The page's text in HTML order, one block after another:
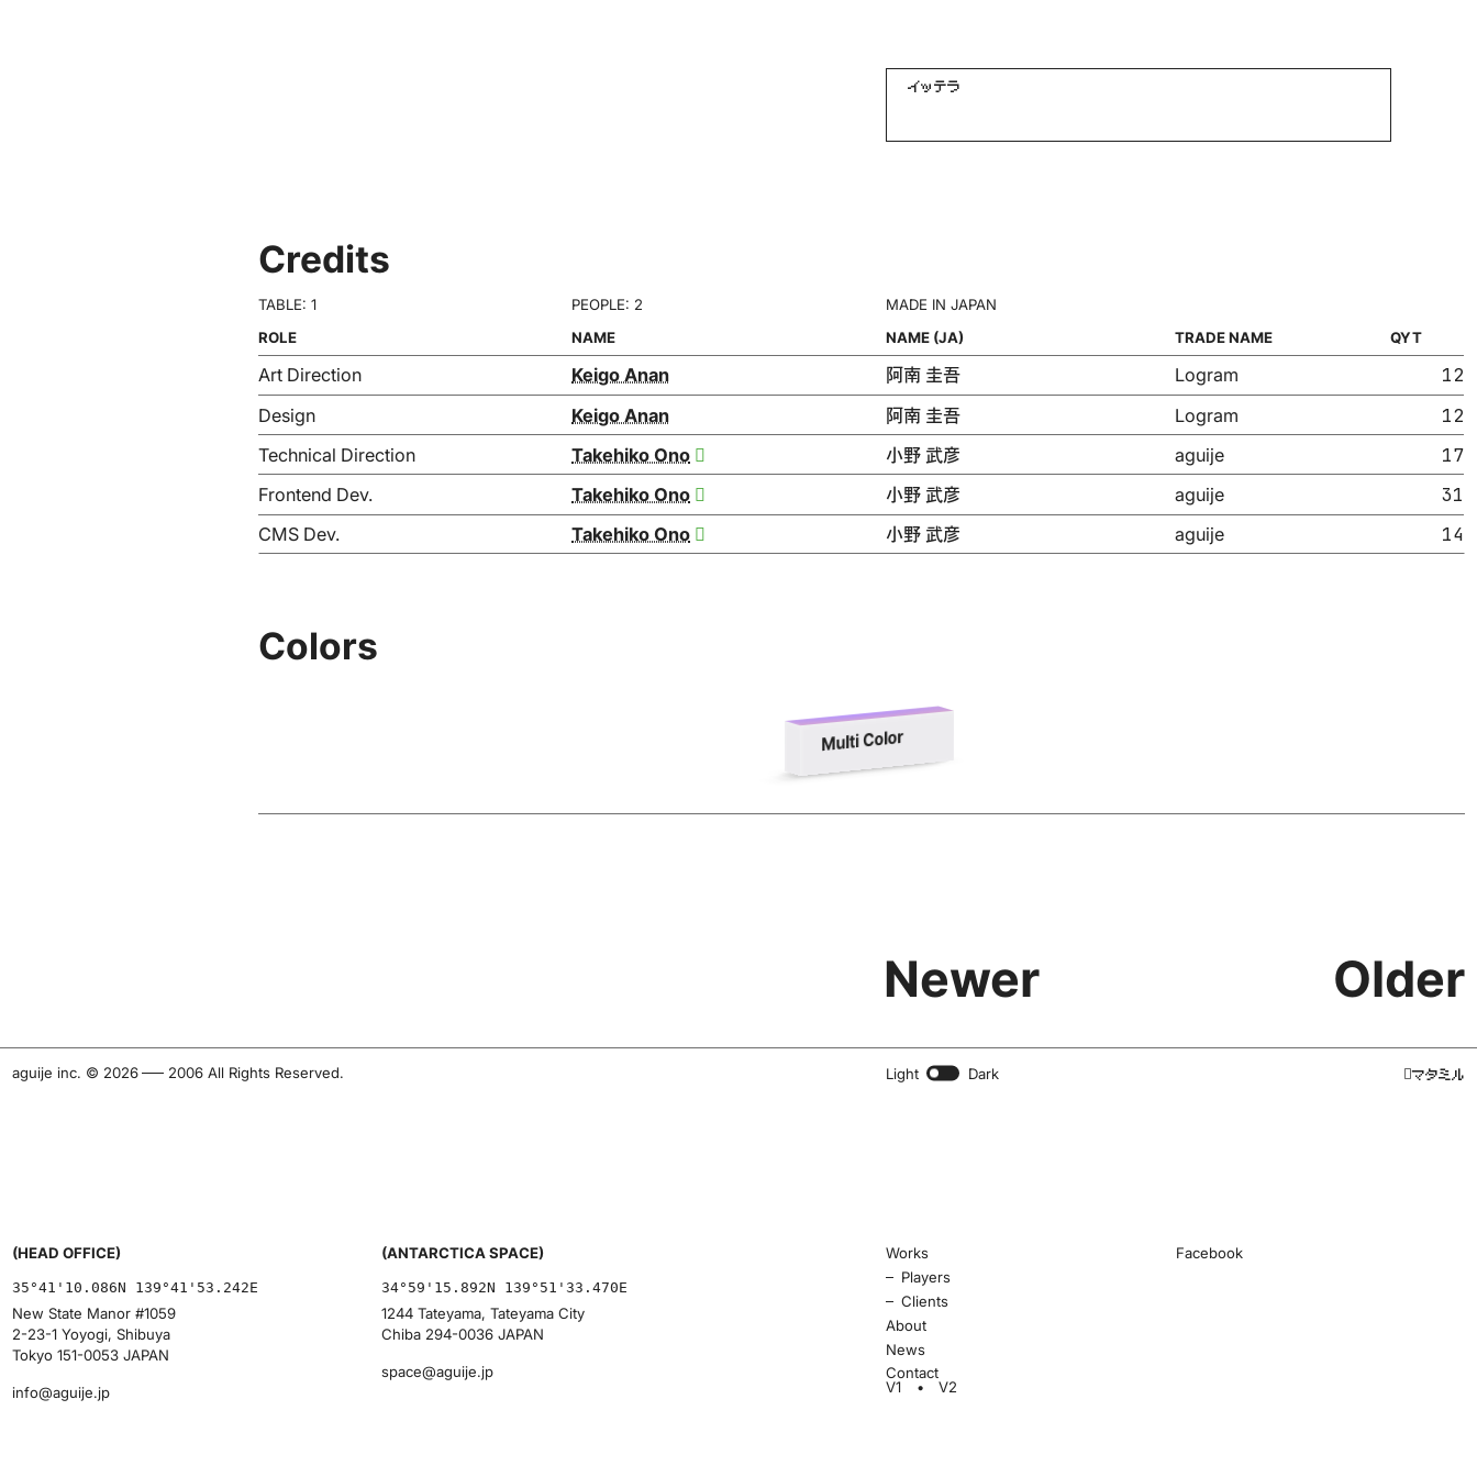
イッテラ
Credits
TABLE: 1 PEOPLE: 2
MADE IN JAPAN
ROLE
NAME NAME (JA) TRADE NAME QYT
Art Direction Keigo Anan 阿南 圭吾 Logram 12
Design Keigo Anan 阿南 圭吾 Logram 12
Technical Direction Takehiko Ono 小野 武彦 aguije 17
Frontend Dev. Takehiko Ono 小野 武彦 aguije 31
CMS Dev. Takehiko Ono 小野 武彦 aguije 14
Colors
Multi Color
Newer Older
aguije inc. ©︎ 2026- 2006 All Rights Reserved. Light Dark マタミル
(HEAD OFFICE)
35°41'10.086N 139°41'53.242E
New State Manor #1059
2-23-1 Yoyogi, Shibuya
Tokyo 151-0053 JAPAN
info@aguije.jp
(ANTARCTICA SPACE)
34°59'15.892N 139°51'33.470E
1244 Tateyama, Tateyama City
Chiba 294-0036 JAPAN
space@aguije.jp
Works
– Players
– Clients
About
News
Contact
Facebook
V1 V2